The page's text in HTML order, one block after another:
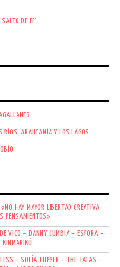
DE FE”
RÍOS, ARAUCANÍA Y LOS LAGOS
HAY MAYOR LIBERTAD CREATIVA
PENSAMIENTOS»
VICO – DANNY CUMBIA – ESPORA –
– SOFÍA TUPPER – THE TATAS –